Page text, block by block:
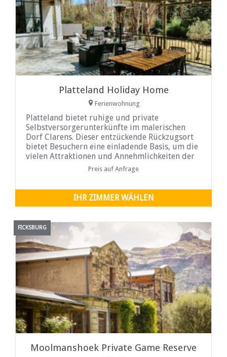
Platteland Holiday Home
Ferienwohnung
Platteland bietet ruhige und private
Selbstversorgerunterkünfte im malerischen
Dorf Clarens. Dieser entzückende Rückzugsort
bietet Besuchern eine einladende Basis, um die
vielen Attraktionen und Annehmlichkeiten der
Stadt zu genießen und gleichzeitig den
Anforderungen des Stadtlebens zu entfliehen.
Preis auf Anfrage
IHR ZIMMER WÄHLEN
FICKSBURG
Moolmanshoek Private Game Reserve